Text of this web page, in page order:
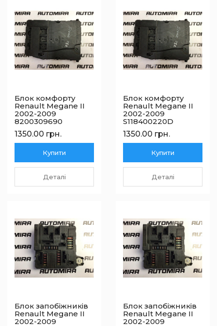
Блок комфорту
Renault Megane II
2002-2009
8200309690
1350.00 грн.
Купити
Деталі
Блок комфорту
Renault Megane II
2002-2009
S118400220D
1350.00 грн.
Купити
Деталі
Блок запобіжників
Renault Megane II
2002-2009
Блок запобіжників
Renault Megane II
2002-2009